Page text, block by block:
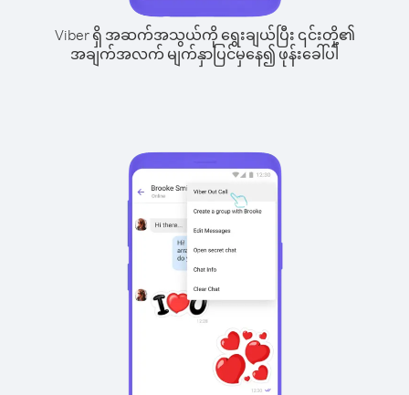
Viber ရှိ အဆက်အသွယ်ကို ရွေးချယ်ပြီး ၎င်းတို့၏
အချက်အလက် မျက်နှာပြင်မှနေ၍ ဖုန်းခေါ်ပါ